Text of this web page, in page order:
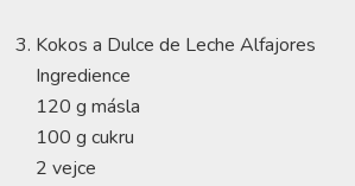
Kokos a Dulce de Leche Alfajores
Ingredience
120 g másla
100 g cukru
2 vejce